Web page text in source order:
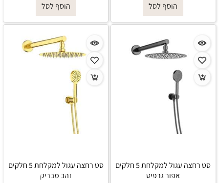
הוסף לסל הוסף לסל
סט רחצה עגול למקלחת 5 חלקים
אפור גרפיט
סט רחצה עגול למקלחת 5 חלקים
זהב מבריק